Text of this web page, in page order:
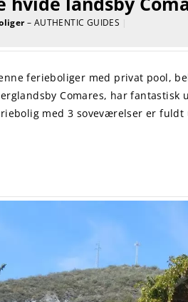
– AUTHENTIC GUIDES |
ferieboliger med privat pool,
Comares, har
med 3 soveværelser er